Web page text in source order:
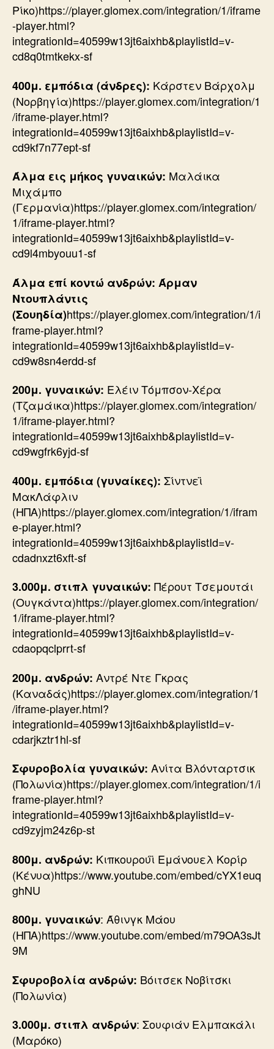
Ρίκο)https://player.glomex.com/integration/1/iframe
-player.html?
integrationId=40599w13jt6aixhb&playlistId=v-
cd8q0tmtkekx-sf
400μ. εμπόδια (άνδρες): Κάρστεν Βάρχολμ
(Νορβηγία)https://player.glomex.com/integration/1
/iframe-player.html?
integrationId=40599w13jt6aixhb&playlistId=v-
cd9kf7n77ept-sf
Άλμα εις μήκος γυναικών: Μαλάικα
Μιχάμπο
(Γερμανία)https://player.glomex.com/integration/
1/iframe-player.html?
integrationId=40599w13jt6aixhb&playlistId=v-
cd9l4mbyouu1-sf
Άλμα επί κοντώ ανδρών: Άρμαν
Ντουπλάντις
(Σουηδία)https://player.glomex.com/integration/1/i
frame-player.html?
integrationId=40599w13jt6aixhb&playlistId=v-
cd9w8sn4erdd-sf
200μ. γυναικών: Ελέιν Τόμπσον-Χέρα
(Τζαμάικα)https://player.glomex.com/integration/
1/iframe-player.html?
integrationId=40599w13jt6aixhb&playlistId=v-
cd9wgfrk6yjd-sf
400μ. εμπόδια (γυναίκες): Σίντνεϊ
ΜακΛάφλιν
(ΗΠΑ)https://player.glomex.com/integration/1/ifram
e-player.html?
integrationId=40599w13jt6aixhb&playlistId=v-
cdadnxzt6xft-sf
3.000μ. στιπλ γυναικών: Πέρουτ Τσεμουτάι
(Ουγκάντα)https://player.glomex.com/integration/
1/iframe-player.html?
integrationId=40599w13jt6aixhb&playlistId=v-
cdaopqclprrt-sf
200μ. ανδρών: Αντρέ Ντε Γκρας
(Καναδάς)https://player.glomex.com/integration/1
/iframe-player.html?
integrationId=40599w13jt6aixhb&playlistId=v-
cdarjkztr1hl-sf
Σφυροβολία γυναικών: Ανίτα Βλόνταρτσικ
(Πολωνία)https://player.glomex.com/integration/1/i
frame-player.html?
integrationId=40599w13jt6aixhb&playlistId=v-
cd9zyjm24z6p-st
800μ. ανδρών: Κιπκουρούϊ Εμάνουελ Κορίρ
(Κένυα)https://www.youtube.com/embed/cYX1euq
ghNU
800μ. γυναικών: Άθινγκ Μάου
(ΗΠΑ)https://www.youtube.com/embed/m79OA3sJt
9M
Σφυροβολία ανδρών: Βόιτσεκ Νοβίτσκι
(Πολωνία)
3.000μ. στιπλ ανδρών: Σουφιάν Ελμπακάλι
(Μαρόκο)